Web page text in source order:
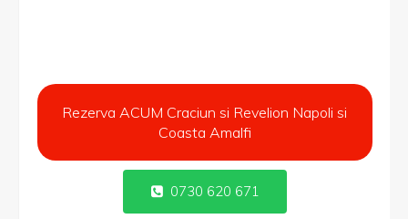
Rezerva ACUM Craciun si Revelion Napoli si
Coasta Amalfi
0730 620 671